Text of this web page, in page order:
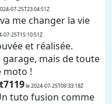
07-25T23:04:51Z
me changer la vie
07-25T15:10:51Z
et réalisée.
garage, mais de toute
moto !
le 2024-07-25T09:33:18Z
tuto fusion comme